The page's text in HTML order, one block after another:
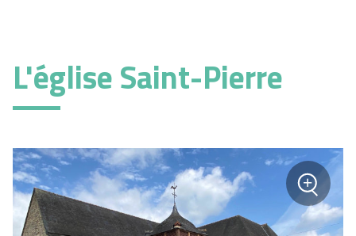
L'église Saint-Pierre
Zoom
+sur la